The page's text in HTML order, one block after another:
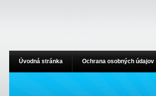
Úvodná stránka Ochrana osobných údajov